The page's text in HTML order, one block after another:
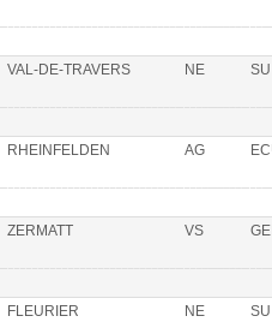
VAL-DE-TRAVERS NE
RHEINFELDEN AG
ZERMATT VS
FLEURIER NE